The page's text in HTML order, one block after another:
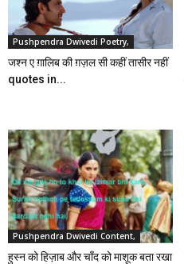
Pushpendra Dwivedi Poetry,
जश्न ए ग़ालिब की ग़ज़ल सी कहीं तासीर नहीं
quotes in...
Pushpendra Dwivedi Content,
हुस्न को हिज़ाब और चाँद को माशूक बता रखा